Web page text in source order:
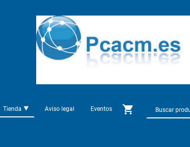
Tienda Aviso legal Eventos